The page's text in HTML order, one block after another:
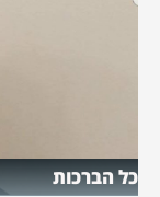
כל הברכות